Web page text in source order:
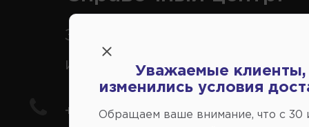
Заказ шин, дисков,
иномарки
+7(978) 206-206-8
Уважаемые клиенты,
изменились условия
Обращаем ваше внимание, что c 30